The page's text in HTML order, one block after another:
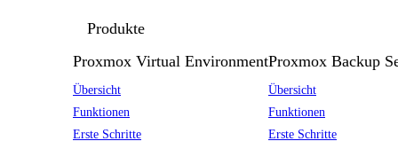
Produkte
Proxmox Virtual Environment
Übersicht
Funktionen
Erste Schritte
Proxmox Backup
Übersicht
Funktionen
Erste Schritte